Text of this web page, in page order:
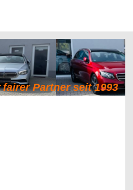
Partner seit 1993